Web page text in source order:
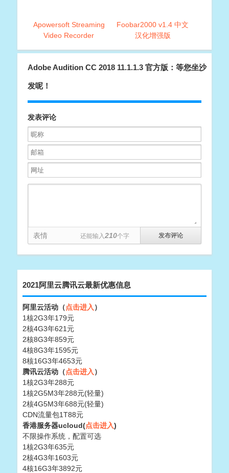
Apowersoft Streaming
Video Recorder
Foobar2000 v1.4 中文
汉化增强版
Adobe Audition CC 2018 11.1.1.3 官方版：等您坐沙
发呢！
发表评论
表情 还能输入210个字
2021阿里云腾讯云最新优惠信息
阿里云活动（点击进入）
1核2G3年179元
2核4G3年621元
2核8G3年859元
4核8G3年1595元
8核16G3年4653元
腾讯云活动（点击进入）
1核2G3年288元
1核2G5M3年288元(轻量)
2核4G5M3年688元(轻量)
CDN流量包1T88元
香港服务器ucloud(点击进入)
不限操作系统，配置可选
1核2G3年635元
2核4G3年1603元
4核16G3年3892元